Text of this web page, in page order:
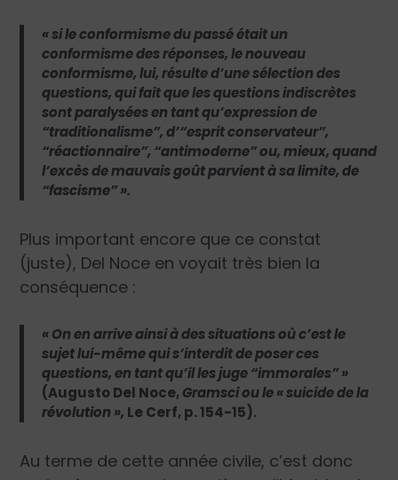
« si le conformisme du passé était un
conformisme des réponses, le nouveau
conformisme, lui, résulte d’une sélection des
questions, qui fait que les questions indiscrètes
sont paralysées en tant qu’expression de
“traditionalisme”, d’“esprit conservateur”,
“réactionnaire”, “antimoderne” ou, mieux, quand
l’excès de mauvais goût parvient à sa limite, de
“fascisme” ».
Plus important encore que ce constat
(juste), Del Noce en voyait très bien la
conséquence :
« On en arrive ainsi à des situations où c’est le
sujet lui-même qui s’interdit de poser ces
questions, en tant qu’il les juge “immorales” »
(Augusto Del Noce,Gramsci ou le « suicide de la
révolution », Le Cerf, p. 154-15).
Au terme de cette année civile, c’est donc